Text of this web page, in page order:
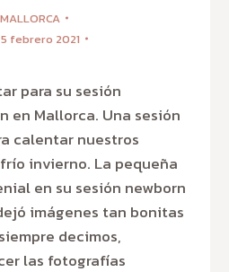
5 febrero 2021
para su sesión
en Mallorca. Una sesión
calentar nuestros
invierno. La pequeña
en su sesión newborn
imágenes tan bonitas
decimos,
las fotografías